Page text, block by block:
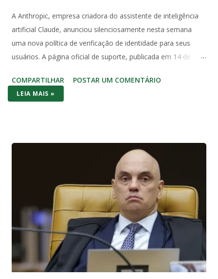
A Anthropic, empresa criadora do assistente de inteligência
artificial Claude, anunciou silenciosamente nesta semana
uma nova política de verificação de identidade para seus
usuários. A página oficial de suporte, publicada em 14 de
como parceira de verificação — a mesma infraestrutura KYC
usada por serviços financeiros — e exige passaporte físico,
medida, no entanto, não é universal. A Anthropic lançou o
mecanismo de autenticação em alguns casos de uso do
Claude para prevenir abusos, aplicar políticas de uso e
cumprir obrigações legais. A empresa afirma que não utiliza
os dados de verificação para treinar modelos, e que as
informações ficam armazenadas nos servidores da Persona
— não nos sistemas da Anthropic. Claude Ainda assim, a
falta de transparê...
COMPARTILHAR POSTAR UM COMENTÁRIO
LEIA MAIS »